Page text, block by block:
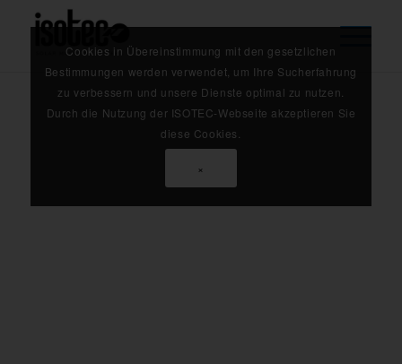
Cookies in Übereinstimmung mit den gesetzlichen
Bestimmungen werden verwendet, um Ihre Sucherfahrung
zu verbessern und unsere Dienste optimal zu nutzen.
Durch die Nutzung der ISOTEC-Webseite akzeptieren Sie
diese Cookies.
×